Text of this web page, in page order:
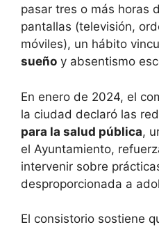
pasar tres o más horas
pantallas (televisión,
móviles), un hábito
sueño y absentismo
En enero de 2024, el
la ciudad declaró las
para la salud pública,
el Ayuntamiento,
intervenir sobre
desproporcionada a
El consistorio sostiene